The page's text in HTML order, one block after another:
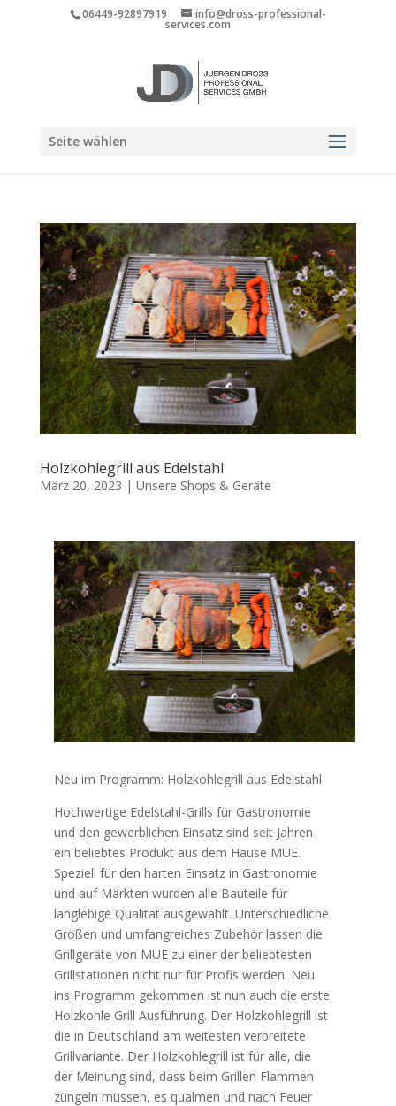
06449-92897919 info@dross-professional-
services.com
Seite wählen
Holzkohlegrill aus Edelstahl
März 20, 2023 | Unsere Shops & Geräte
Neu im Programm: Holzkohlegrill aus Edelstahl
Hochwertige Edelstahl-Grills für Gastronomie
und den gewerblichen Einsatz sind seit Jahren
ein beliebtes Produkt aus dem Hause MUE.
Speziell für den harten Einsatz in Gastronomie
und auf Märkten wurden alle Bauteile für
langlebige Qualität ausgewählt. Unterschiedliche
Größen und umfangreiches Zubehör lassen die
Grillgeräte von MUE zu einer der beliebtesten
Grillstationen nicht nur für Profis werden. Neu
ins Programm gekommen ist nun auch die erste
Holzkohle Grill Ausführung. Der Holzkohlegrill ist
die in Deutschland am weitesten verbreitete
Grillvariante. Der Holzkohlegrill ist für alle, die
der Meinung sind, dass beim Grillen Flammen
züngeln müssen, es qualmen und nach Feuer